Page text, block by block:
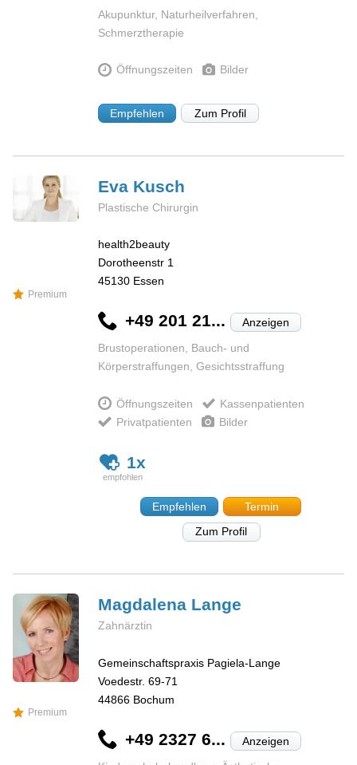
Akupunktur, Naturheilverfahren,
Schmerztherapie
Öffnungszeiten Bilder
Empfehlen Zum Profil
Premium
Eva Kusch
Plastische Chirurgin
health2beauty
Dorotheenstr 1
45130 Essen
+49 201 21... Anzeigen
Brustoperationen, Bauch- und
Körperstraffungen, Gesichtsstraffung
Öffnungszeiten
Kassenpatienten
Privatpatienten
Bilder
1x
Empfehlen
Termin
Zum Profil
Premium
Magdalena Lange
Zahnärztin
Gemeinschaftspraxis Pagiela-Lange
Voedestr. 69-71
44866 Bochum
+49 2327 6... Anzeigen